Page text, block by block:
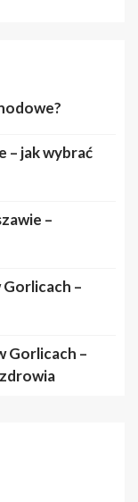
– jak wybrać
–
–
Gorlicach –